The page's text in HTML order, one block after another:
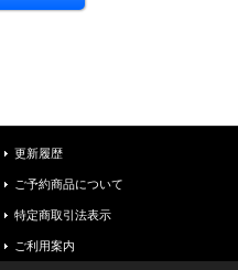
更新履歴
ご予約商品について
特定商取引法表示
ご利用案内